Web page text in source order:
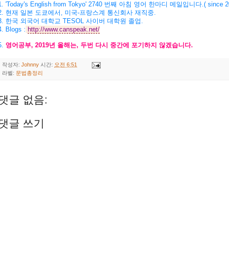
'Today's English from Tokyo' 2740 번째 아침 영어 한마디 메일입니다.( since
현재 일본 도쿄에서 , 미국-프랑스계 통신회사 재직중.
한국 외국어 대학교 TESOL 사이버 대학원 졸업 .
Blogs : http://www.canspeak.net/
영어공부, 2019년 올해는, 두번 다시 중간에 포기하지 않겠습니다.
작성자: Johnny 시간: 오전 6:51
라벨: 문법총정리
글 없음:
글 쓰기